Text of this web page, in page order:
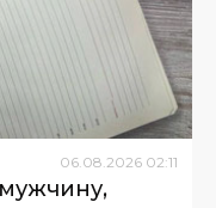
06.08.2026 02:11